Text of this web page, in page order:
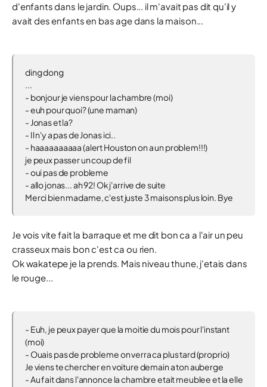
d'enfants dans le jardin. Oups... il m'avait pas dit qu'il y
avait des enfants en bas age dans la maison...
ding dong
...
- bonjour je viens pour la chambre (moi)
- euh pour quoi? (une maman)
- Jonas et la?
- Il n'y a pas de Jonas ici..
- haaaaaaaaaa (alert Houston on a un problem!!!)
je peux passer un coup de fil
- oui pas de probleme
- allo jonas... ah 92! Ok j'arrive de suite
Merci bien madame, c'est juste 3 maisons plus loin. Bye
Je vois vite fait la barraque et me dit bon ca a l'air un peu
crasseux mais bon c'est ca ou rien.
Ok wakatepe je la prends. Mais niveau thune, j'etais dans
le rouge...
- Euh, je peux payer que la moitie du mois pour l'instant
(moi)
- Ouais pas de probleme on verra ca plus tard (proprio)
Je viens te chercher en voiture demain a ton auberge
- Au fait dans l'annonce la chambre etait meublee et la elle